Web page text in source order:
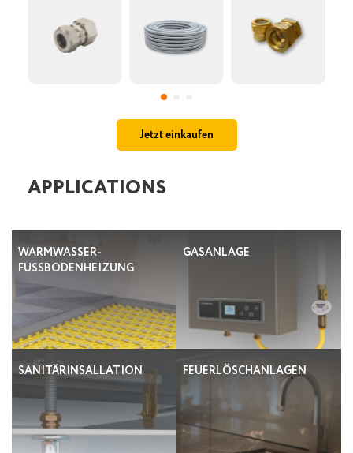
Jetzt einkaufen
APPLICATIONS
WARMWASSER-
FUSSBODENHEIZUNG
GASANLAGE
SANITÄRINSALLATION FEUERLÖSCHANLAGEN